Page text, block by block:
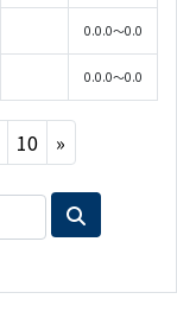
0.0.0～0.0
0.0.0～0.0
10 »